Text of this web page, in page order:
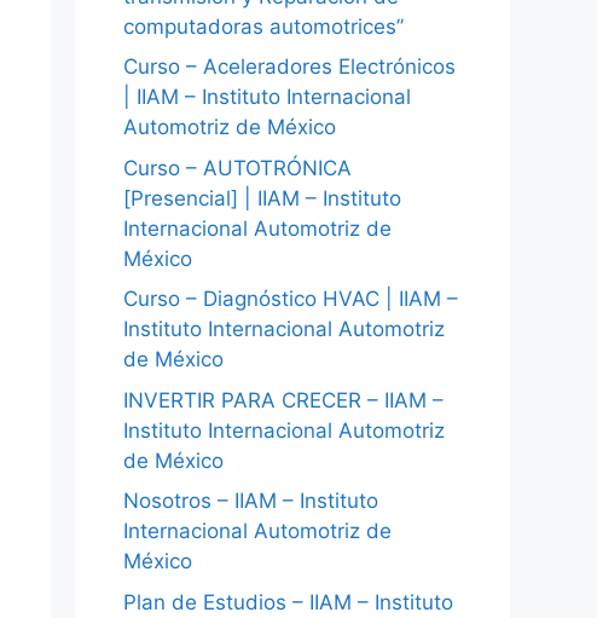
computadoras automotrices”
Curso – Aceleradores Electrónicos
| IIAM – Instituto Internacional
Automotriz de México
Curso – AUTOTRÓNICA
[Presencial] | IIAM – Instituto
Internacional Automotriz de
México
Curso – Diagnóstico HVAC | IIAM –
Instituto Internacional Automotriz
de México
INVERTIR PARA CRECER – IIAM –
Instituto Internacional Automotriz
de México
Nosotros – IIAM – Instituto
Internacional Automotriz de
México
Plan de Estudios – IIAM – Instituto